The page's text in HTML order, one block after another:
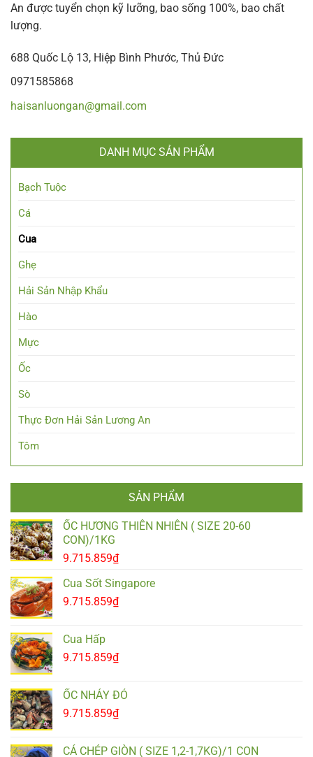
An được tuyển chọn kỹ lưỡng, bao sống 100%, bao chất
lượng.
688 Quốc Lộ 13, Hiệp Bình Phước, Thủ Đức
0971585868
haisanluongan@gmail.com
DANH MỤC SẢN PHẨM
Bạch Tuộc
Cá
Cua
Ghẹ
Hải Sản Nhập Khẩu
Hào
Mực
Ốc
Sò
Thực Đơn Hải Sản Lương An
Tôm
SẢN PHẨM
ỐC HƯƠNG THIÊN NHIÊN ( SIZE 20-60
CON)/1KG
9.715.859₫
Cua Sốt Singapore
9.715.859₫
Cua Hấp
9.715.859₫
ỐC NHẢY ĐỎ
9.715.859₫
CÁ CHÉP GIÒN ( SIZE 1,2-1,7KG)/1 CON